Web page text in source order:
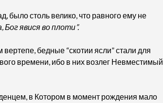
было столь велико, что равного ему не
Бог явися во плоти”.
бедные “скотии ясли” стали для
времени, ибо в них возлег Невместимый
в Котором в момент рождения мало